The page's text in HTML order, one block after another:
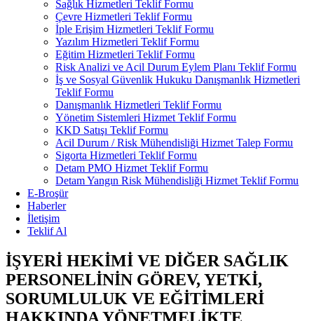
Sağlık Hizmetleri Teklif Formu
Çevre Hizmetleri Teklif Formu
İple Erişim Hizmetleri Teklif Formu
Yazılım Hizmetleri Teklif Formu
Eğitim Hizmetleri Teklif Formu
Risk Analizi ve Acil Durum Eylem Planı Teklif Formu
İş ve Sosyal Güvenlik Hukuku Danışmanlık Hizmetleri
Teklif Formu
Danışmanlık Hizmetleri Teklif Formu
Yönetim Sistemleri Hizmet Teklif Formu
KKD Satışı Teklif Formu
Acil Durum / Risk Mühendisliği Hizmet Talep Formu
Sigorta Hizmetleri Teklif Formu
Detam PMO Hizmet Teklif Formu
Detam Yangın Risk Mühendisliği Hizmet Teklif Formu
E-Broşür
Haberler
İletişim
Teklif Al
İŞYERİ HEKİMİ VE DİĞER SAĞLIK
PERSONELİNİN GÖREV, YETKİ,
SORUMLULUK VE EĞİTİMLERİ